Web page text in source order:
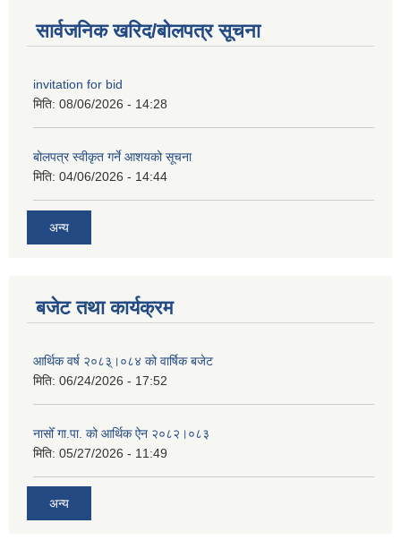
सार्वजनिक खरिद/बोलपत्र सूचना
invitation for bid
मिति: 08/06/2026 - 14:28
बोलपत्र स्वीकृत गर्ने आशयको सूचना
मिति: 04/06/2026 - 14:44
अन्य
बजेट तथा कार्यक्रम
आर्थिक वर्ष २०८३्।०८४ को वार्षिक बजेट
मिति: 06/24/2026 - 17:52
नासोँ गा.पा. को आर्थिक ऐन २०८२।०८३
मिति: 05/27/2026 - 11:49
अन्य